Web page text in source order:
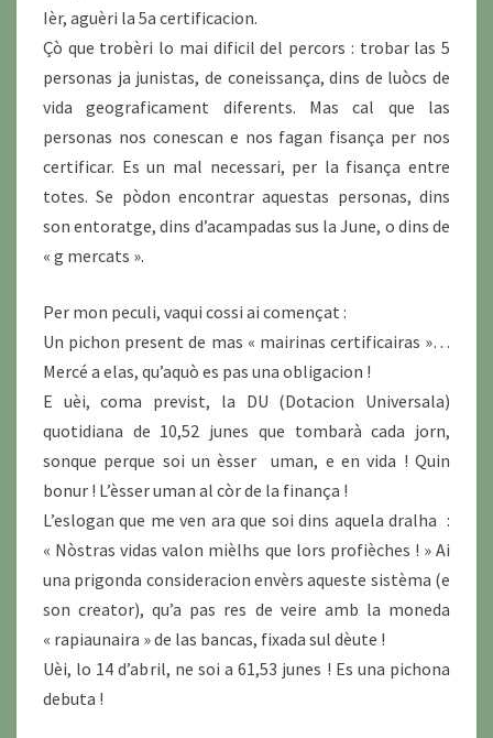
Ièr, aguèri la 5a certificacion.
Çò que trobèri lo mai dificil del percors : trobar las 5
personas ja junistas, de coneissança, dins de luòcs de
vida geograficament diferents. Mas cal que las
personas nos conescan e nos fagan fisança per nos
certificar. Es un mal necessari, per la fisança entre
totes. Se pòdon encontrar aquestas personas, dins
son entoratge, dins d’acampadas sus la June, o dins de
« g mercats ».
Per mon peculi, vaqui cossi ai començat :
Un pichon present de mas « mairinas certificairas »…
Mercé a elas, qu’aquò es pas una obligacion !
E uèi, coma previst, la DU (Dotacion Universala)
quotidiana de 10,52 junes que tombarà cada jorn,
sonque perque soi un èsser uman, e en vida ! Quin
bonur ! L’èsser uman al còr de la finança !
L’eslogan que me ven ara que soi dins aquela dralha :
« Nòstras vidas valon mièlhs que lors profièches ! » Ai
una prigonda consideracion envèrs aqueste sistèma (e
son creator), qu’a pas res de veire amb la moneda
« rapiaunaira » de las bancas, fixada sul dèute !
Uèi, lo 14 d’abril, ne soi a 61,53 junes ! Es una pichona
debuta !